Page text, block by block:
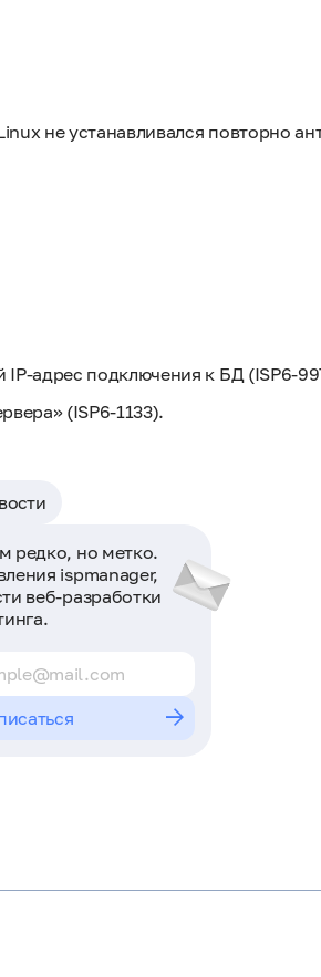
не устанавливался повторно
адрес подключения к БД (ISP6-
(ISP6-1133).
редко, но метко.
ispmanager,
веб-разработки